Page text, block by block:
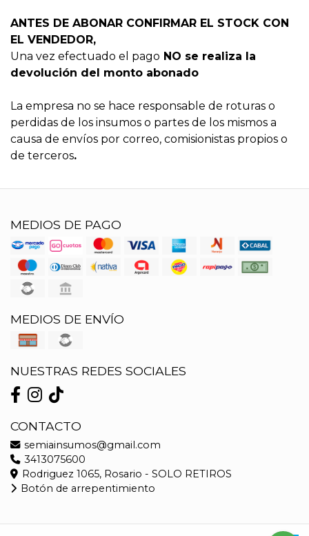
ANTES DE ABONAR CONFIRMAR EL STOCK CON
EL VENDEDOR,
Una vez efectuado el pago NO se realiza la
devolución del monto abonado
La empresa no se hace responsable de roturas o
perdidas de los insumos o partes de los mismos a
causa de envíos por correo, comisionistas propios o
de terceros.
MEDIOS DE PAGO
MEDIOS DE ENVÍO
NUESTRAS REDES SOCIALES
CONTACTO
semiainsumos@gmail.com
3413075600
Rodriguez 1065, Rosario - SOLO RETIROS
Botón de arrepentimiento